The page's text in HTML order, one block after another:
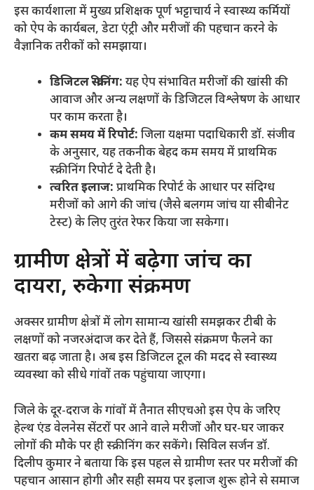
​इस कार्यशाला में मुख्य प्रशिक्षक पूर्ण भट्टाचार्य ने स्वास्थ्य कर्मियों
को ऐप के कार्यबल, डेटा एंट्री और मरीजों की पहचान करने के
वैज्ञानिक तरीकों को समझाया।
डिजिटल स्क्रीनिंग: यह ऐप संभावित मरीजों की खांसी की
आवाज और अन्य लक्षणों के डिजिटल विश्लेषण के आधार
पर काम करता है।
कम समय में रिपोर्ट: जिला यक्षमा पदाधिकारी डॉ. संजीव
के अनुसार, यह तकनीक बेहद कम समय में प्राथमिक
स्क्रीनिंग रिपोर्ट दे देती है।
त्वरित इलाज: प्राथमिक रिपोर्ट के आधार पर संदिग्ध
मरीजों को आगे की जांच (जैसे बलगम जांच या सीबीनेट
टेस्ट) के लिए तुरंत रेफर किया जा सकेगा।
​ग्रामीण क्षेत्रों में बढ़ेगा जांच का
दायरा, रुकेगा संक्रमण
​अक्सर ग्रामीण क्षेत्रों में लोग सामान्य खांसी समझकर टीबी के
लक्षणों को नजरअंदाज कर देते हैं, जिससे संक्रमण फैलने का
खतरा बढ़ जाता है। अब इस डिजिटल टूल की मदद से स्वास्थ्य
व्यवस्था को सीधे गांवों तक पहुंचाया जाएगा।
​जिले के दूर-दराज के गांवों में तैनात सीएचओ इस ऐप के जरिए
हेल्थ एंड वेलनेस सेंटरों पर आने वाले मरीजों और घर-घर जाकर
लोगों की मौके पर ही स्क्रीनिंग कर सकेंगे। सिविल सर्जन डॉ.
दिलीप कुमार ने बताया कि इस पहल से ग्रामीण स्तर पर मरीजों की
पहचान आसान होगी और सही समय पर इलाज शुरू होने से समाज